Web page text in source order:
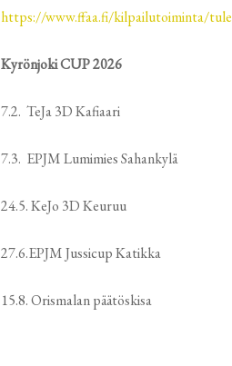
https://www.ffaa.fi/kilpailutoiminta/
Kyrönjoki CUP 2026
7.2. TeJa 3D Kafiaari
7.3. EPJM Lumimies Sahankylä
24.5. KeJo 3D Keuruu
27.6.EPJM Jussicup Katikka
15.8. Orismalan päätöskisa